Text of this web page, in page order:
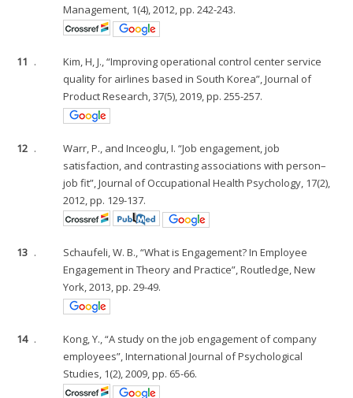
Management, 1(4), 2012, pp. 242-243.
11 .
Kim, H, J., “Improving operational control center service
quality for airlines based in South Korea”, Journal of
Product Research, 37(5), 2019, pp. 255-257.
12 .
Warr, P., and Inceoglu, I. “Job engagement, job
satisfaction, and contrasting associations with person–
job fit”, Journal of Occupational Health Psychology, 17(2),
2012, pp. 129-137.
13 .
Schaufeli, W. B., “What is Engagement? In Employee
Engagement in Theory and Practice”, Routledge, New
York, 2013, pp. 29-49.
14 .
Kong, Y., “A study on the job engagement of company
employees”, International Journal of Psychological
Studies, 1(2), 2009, pp. 65-66.